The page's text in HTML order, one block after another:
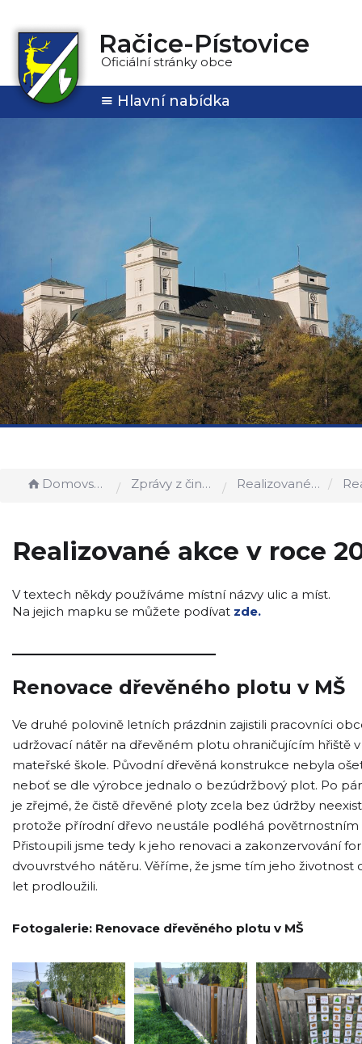
Račice-Pístovice
Oficiální stránky obce
Hlavní nabídka
Domovská stránka Zprávy z činnosti obce Realizované akce
Realizované akce v roce
V textech někdy používáme místní názvy ulic a míst.
Na jejich mapku se můžete podívat zde.
_____________________
Renovace dřevěného plotu v MŠ
Ve druhé polovině letních prázdnin zajistili pracovníci
udržovací nátěr na dřevěném plotu ohraničujícím hřiště v
mateřské škole. Původní dřevěná konstrukce nebyla
neboť se dle výrobce jednalo o bezúdržbový plot. Po
je zřejmé, že čistě dřevěné ploty zcela bez údržby
protože přírodní dřevo neustále podléhá povětrnostním
Přistoupili jsme tedy k jeho renovaci a zakonzervování
dvouvrstvého nátěru. Věříme, že jsme tím jeho životnost
let prodloužili.
Fotogalerie: Renovace dřevěného plotu v MŠ